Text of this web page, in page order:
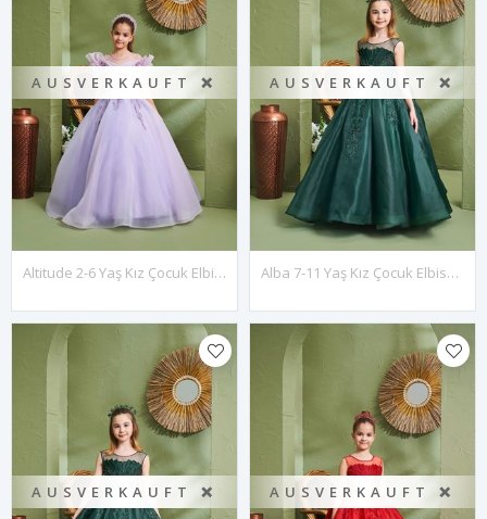
AUSVERKAUFT ❌
Altitude 2-6 Yaş Kız Çocuk Elbise 20159 Lila
AUSVERKAUFT ❌
Alba 7-11 Yaş Kız Çocuk Elbise 30158 Yeşil
AUSVERKAUFT ❌ AUSVERKAUFT ❌